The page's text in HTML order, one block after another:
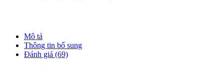
Mô tả
Thông tin bổ sung
Đánh giá (69)